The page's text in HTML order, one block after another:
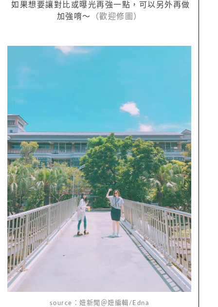
如果想要讓對比或曝光再強一點，可以另外再做
加強唷～
（歡迎修圖）
source：妞新聞＠妞編輯/Edna